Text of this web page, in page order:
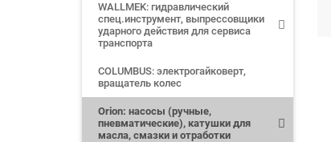
WALLMEK: гидравлический
спец.инструмент, выпрессовщики
ударного действия для сервиса
транспорта
COLUMBUS: электрогайковерт,
вращатель колес
Orion: насосы (ручные,
пневматические), катушки для
масла, смазки и отработки